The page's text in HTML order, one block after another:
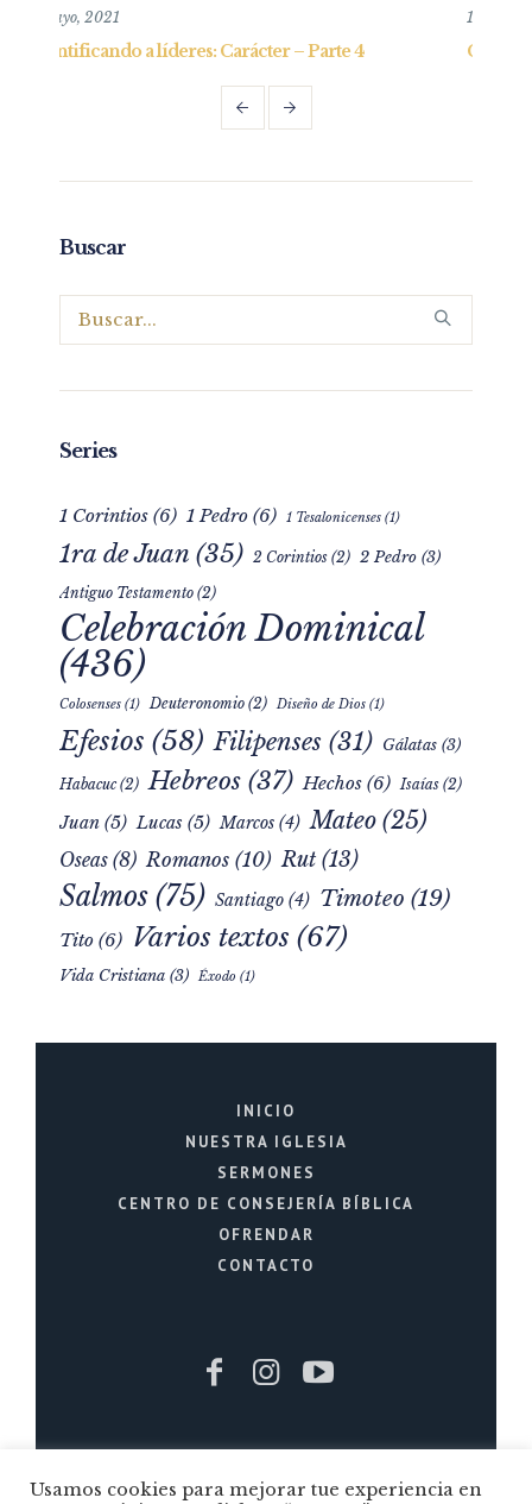
– Parte 4 Confianza en la oscuridad y consejo al
Buscar
Series
1 Corintios (6) 1 Pedro (6) 1 Tesalonicenses (1)
1ra de Juan (35) 2 Corintios (2) 2 Pedro (3)
Antiguo Testamento (2)
Celebración Dominical
(436)
Colosenses (1) Deuteronomio (2) Diseño de Dios (1)
Efesios (58) Filipenses (31) Gálatas (3)
Habacuc (2) Hebreos (37) Hechos (6) Isaías (2)
Juan (5) Lucas (5) Marcos (4) Mateo (25)
Oseas (8) Romanos (10) Rut(13)
Salmos (75) Santiago (4) Timoteo (19)
Tito (6) Varios textos (67)
Vida Cristiana (3) Éxodo (1)
INICIO
NUESTRA IGLESIA
SERMONES
CENTRO DE CONSEJERÍA BÍBLICA
OFRENDAR
CONTACTO
los Derechos Reservados / Quito - Ecuador
Usamos cookies para mejorar tue experiencia en